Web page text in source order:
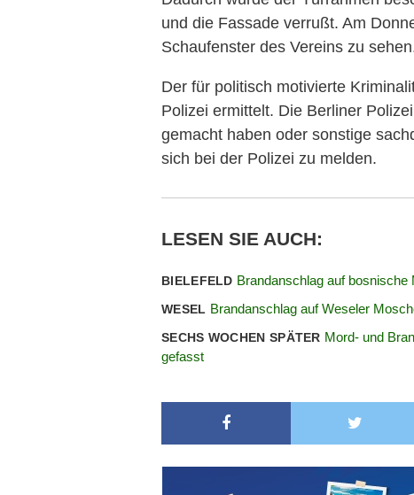
und die Fassade verrußt. Am
Schaufenster des Vereins zu
Der für politisch motivierte
Polizei ermittelt. Die Berliner
gemacht haben oder sonstige
sich bei der Polizei zu melden.
LESEN SIE AUCH:
BIELEFELD Brandanschlag auf bosnische
WESEL Brandanschlag auf Weseler
SECHS WOCHEN SPÄTER Mord- und
gefasst